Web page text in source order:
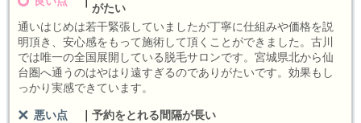
がたい
通いはじめは若干緊張していましたが丁寧に仕組みや価格を説
明頂き、安心感をもって施術して頂くことができました。古川
では唯一の全国展開している脱毛サロンです。宮城県北から仙
台圏へ通うのはやはり遠すぎるのでありがたいです。効果もし
っかり実感できています。
悪い点
予約をとれる間隔が長い